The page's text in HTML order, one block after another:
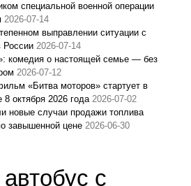
специальной военной операции
2026-07-14
выправлении ситуации с
России 2026-07-14
о настоящей семье — без
2026-07-12
«Битва моторов» стартует в
8 октября 2026 года 2026-07-02
новые случаи продажи топлива
завышенной цене 2026-06-30
с